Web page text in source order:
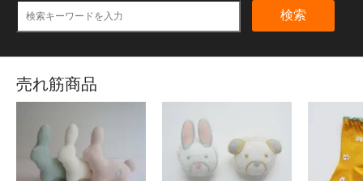
検索
売れ筋商品